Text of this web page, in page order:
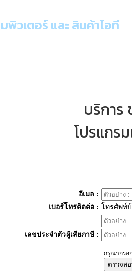
พิวเตอร์ และ สินค้าไอที
บริการ
โปรแกร
อีเมล :
เบอร์โทรติดต่อ : โทรศัพท์
เลขประจำตัวผู้เสียภาษี :
กรุณากรอ
ตรวจส